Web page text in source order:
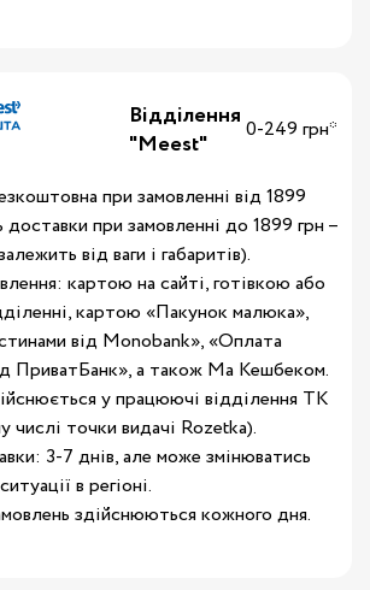
Відділення
"Meest"
0-249 грн*
при замовленні від 1899
доставки при замовленні до 1899 грн –
від ваги і габаритів).
картою на сайті, готівкою або
картою «Пакунок малюка»,
від Monobank», «Оплата
ПриватБанк», а також Ма Кешбеком.
у працюючі відділення ТК
числі точки видачі Rozetka).
3-7 днів, але може змінюватись
в регіоні.
здійснюються кожного дня.